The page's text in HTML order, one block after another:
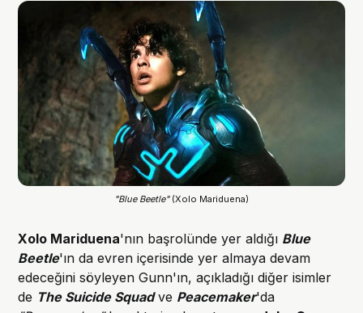
"Blue Beetle"(Xolo Mariduena)
Xolo Mariduena'nın başrolünde yer aldığı Blue
Beetle'ın da evren içerisinde yer almaya devam
edeceğini söyleyen Gunn'ın, açıkladığı diğer isimler
de The Suicide Squadve Peacemaker'da